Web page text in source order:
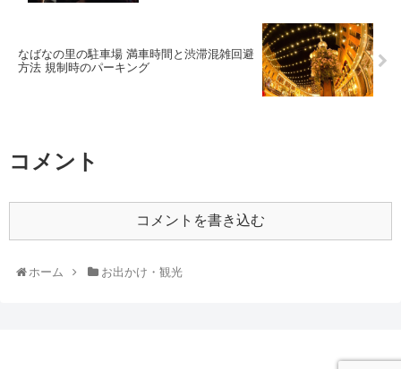
なばなの里の駐車場 満車時間と渋滞混雑回避
方法 規制時のパーキング
コメント
コメントを書き込む
ホーム お出かけ・観光